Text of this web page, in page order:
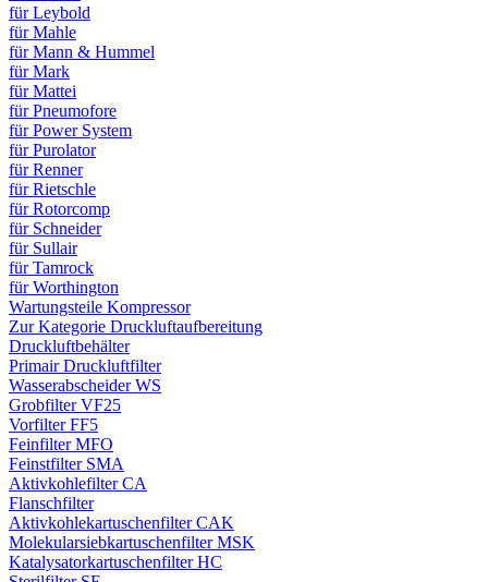
für Leybold
für Mahle
für Mann & Hummel
für Mark
für Mattei
für Pneumofore
für Power System
für Purolator
für Renner
für Rietschle
für Rotorcomp
für Schneider
für Sullair
für Tamrock
für Worthington
Wartungsteile Kompressor
Zur Kategorie Druckluftaufbereitung
Druckluftbehälter
Primair Druckluftfilter
Wasserabscheider WS
Grobfilter VF25
Vorfilter FF5
Feinfilter MFO
Feinstfilter SMA
Aktivkohlefilter CA
Flanschfilter
Aktivkohlekartuschenfilter CAK
Molekularsiebkartuschenfilter MSK
Katalysatorkartuschenfilter HC